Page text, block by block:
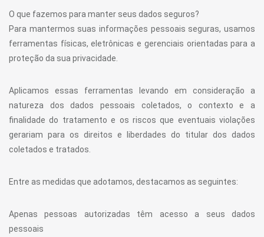
O que fazemos para manter seus dados seguros?
Para mantermos suas informações pessoais seguras, usamos
ferramentas físicas, eletrônicas e gerenciais orientadas para a
proteção da sua privacidade.
Aplicamos essas ferramentas levando em consideração a
natureza dos dados pessoais coletados, o contexto e a
finalidade do tratamento e os riscos que eventuais violações
gerariam para os direitos e liberdades do titular dos dados
coletados e tratados.
Entre as medidas que adotamos, destacamos as seguintes:
Apenas pessoas autorizadas têm acesso a seus dados
pessoais